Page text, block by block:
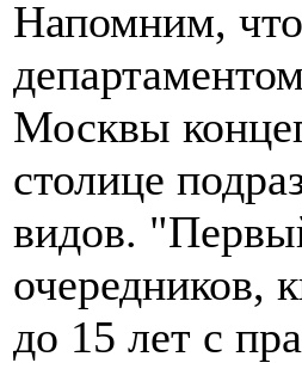
Напомним, что
Москвы
столице
видов.
очередников,
до 15 лет с